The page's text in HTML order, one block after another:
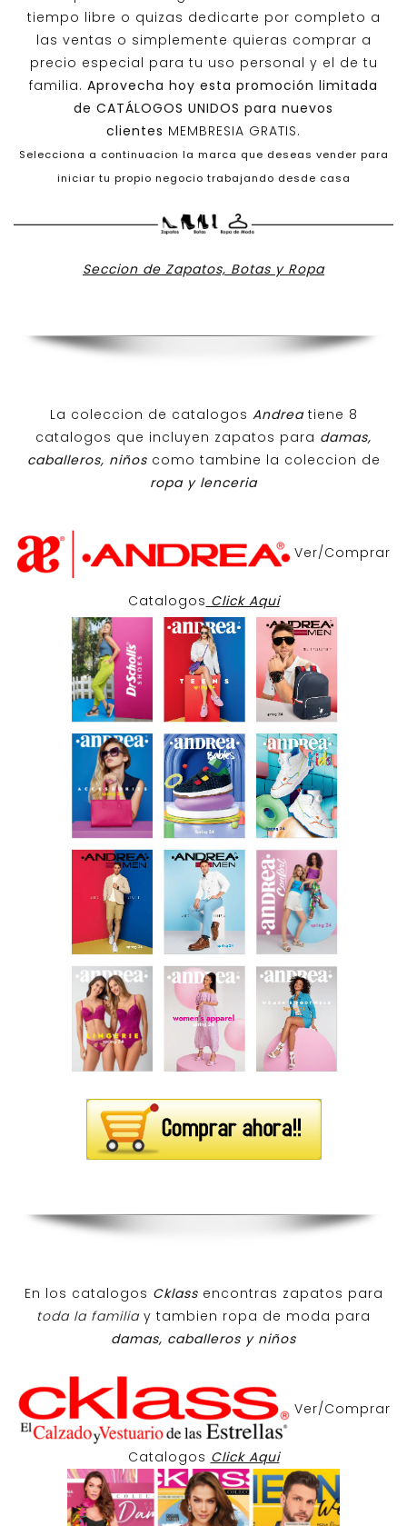
tiempo libre o quizas dedicarte por completo a
las ventas o simplemente quieras comprar a
precio especial para tu uso personal y el de tu
familia. Aprovecha hoy esta promoción limitada
de CATÁLOGOS UNIDOS para nuevos
clientes MEMBRESIA GRATIS.
Selecciona a continuacion la marca que deseas vender para
iniciar tu propio negocio trabajando desde casa
Seccion de Zapatos, Botas y Ropa
La coleccion de catalogos Andreatiene 8
catalogos que incluyen zapatos para damas,
caballeros, niños como tambine la coleccion de
ropa y lenceria
Ver/Comprar
Catalogos Click Aqui
En los catalogos Cklass encontras zapatos para
toda la familiay tambien ropa de moda para
damas, caballeros y niños
Ver/Comprar
Catalogos Click Aqui